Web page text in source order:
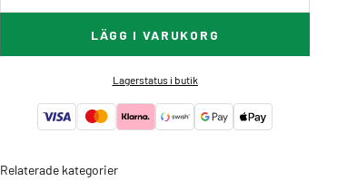
LÄGG I VARUKORG
Lagerstatus i butik
Relaterade kategorier